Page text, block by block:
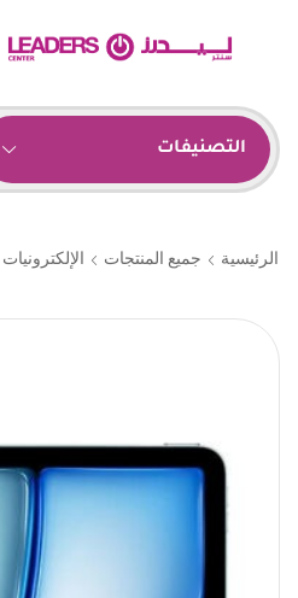
التصنيفات
الرئيسية جميع المنتجات الإلكترونيات